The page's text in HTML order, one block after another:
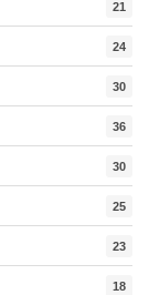
21
24
30
36
30
25
23
18